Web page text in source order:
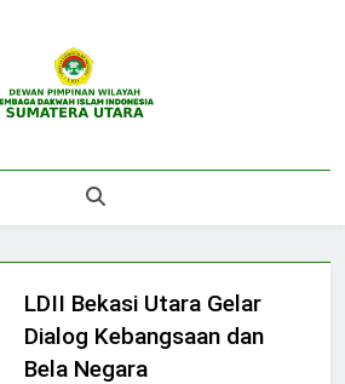
DPW LDII
Sumatera Utara
LDII Bekasi Utara Gelar
Dialog Kebangsaan dan
Bela Negara